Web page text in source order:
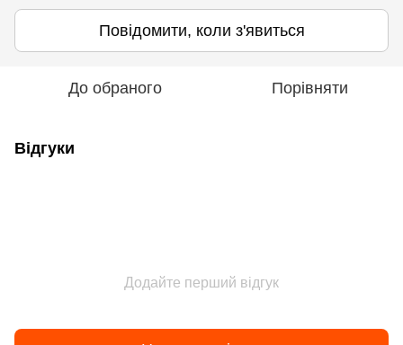
Повідомити, коли з'явиться
До обраного Порівняти
Відгуки
Додайте перший відгук